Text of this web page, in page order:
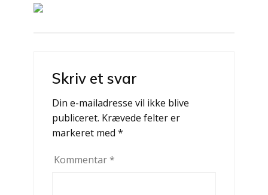
Skriv et svar
Din e-mailadresse vil ikke blive
publiceret. Krævede felter er
markeret med *
Kommentar*